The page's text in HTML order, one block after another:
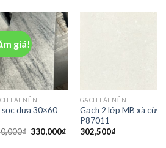
giá!
LÁT NỀN
sọc dưa 30×60
₫ 330,000₫
GẠCH LÁT NỀN
Gạch 2 lớp MB xà cừ
P87011
302,500₫